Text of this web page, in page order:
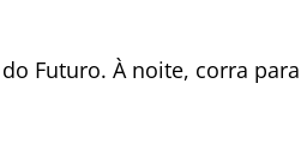
Futuro. À noite, corra